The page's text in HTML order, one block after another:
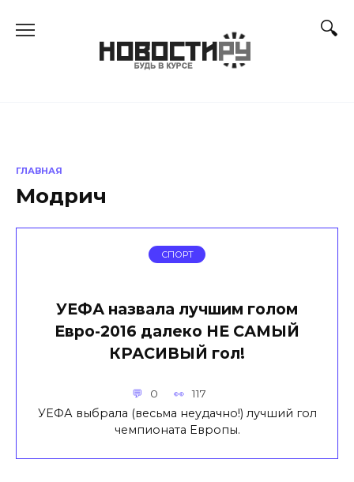
ГЛАВНАЯ
Модрич
СПОРТ
УЕФА назвала лучшим голом
Евро-2016 далеко НЕ САМЫЙ
КРАСИВЫЙ гол!
0 117
УЕФА выбрала (весьма неудачно!) лучший гол
чемпионата Европы.